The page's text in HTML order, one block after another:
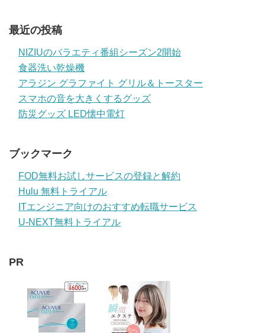
最近の投稿
NIZIUのバラエティ番組シーズン2開始
食器洗い乾燥機
アラジン グラファイト グリル＆トースター
スマホの音を大きくするグッズ
防災グッズ LED懐中電灯
ブックマーク
FOD無料お試しサービスの登録と解約
Hulu 無料トライアル
ITエンジニア向けのおすすめ転職サービス
U-NEXT無料トライアル
PR